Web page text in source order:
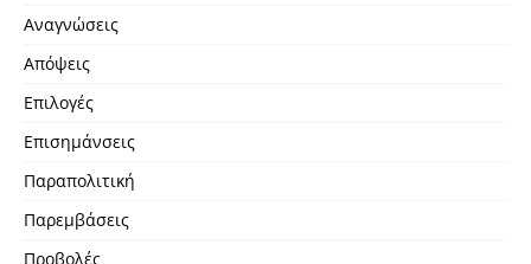
Αναγνώσεις
Απόψεις
Επιλογές
Επισημάνσεις
Παραπολιτική
Παρεμβάσεις
Προβολές